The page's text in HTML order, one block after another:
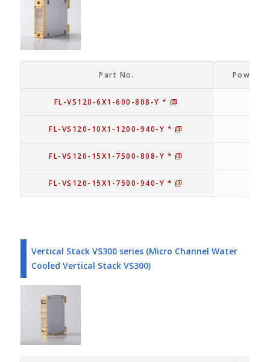
Part No. Power
FL-VS120-6X1-600-808-Y *
FL-VS120-10X1-1200-940-Y *
FL-VS120-15X1-7500-808-Y *
FL-VS120-15X1-7500-940-Y *
Vertical Stack VS300 series (Micro Channel Water
Cooled Vertical Stack VS300)